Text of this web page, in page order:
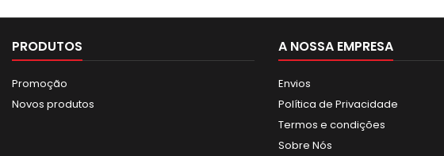
PRODUTOS
Promoção
Novos produtos
A NOSSA EMPRESA
Envios
Política de Privacidade
Termos e condições
Sobre Nós